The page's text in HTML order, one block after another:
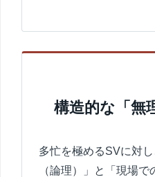
構造的な「無
多忙を極めるSVに対
（論理）」と「現場